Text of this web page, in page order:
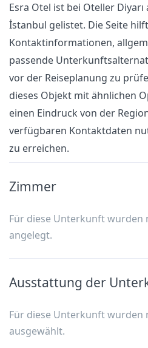
Esra Otel ist bei Oteller
İstanbul gelistet. Die Seite
Kontaktinformationen,
passende
vor der Reiseplanung zu
dieses Objekt mit ähnlichen
einen Eindruck von der
verfügbaren Kontaktdaten
zu erreichen.
Zimmer
Für diese Unterkunft wurden
angelegt.
Ausstattung der
Für diese Unterkunft wurden
ausgewählt.